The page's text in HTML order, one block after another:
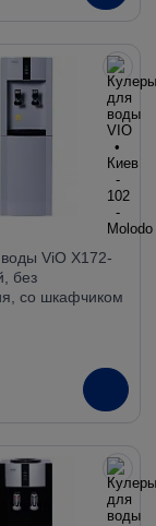
ViO X172-
без
со шкафчиком